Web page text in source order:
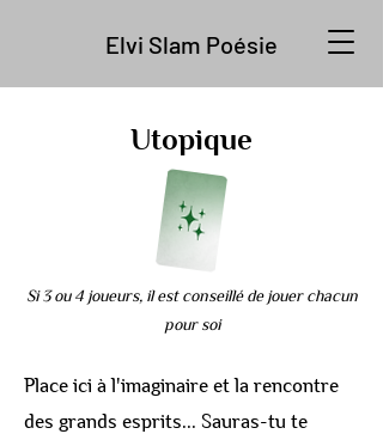
Elvi Slam Poésie
Utopique
Si 3 ou 4 joueurs, il est conseillé de jouer chacun
pour soi
Place ici à l'imaginaire et la rencontre
des grands esprits... Sauras-tu te